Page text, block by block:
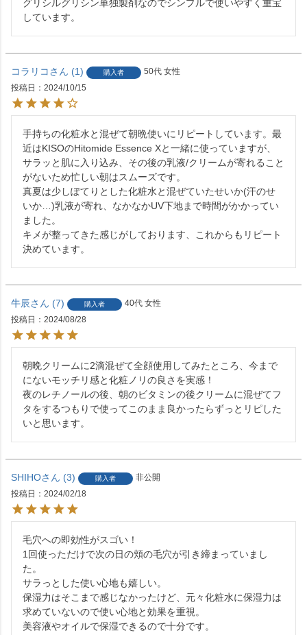
グリシルグリシン単独製剤なのでシンプルで使いやすく重宝
しています。
コラリコ 1 購入者 50代 女性
投稿日
2024/10/15
手持ちの化粧水と混ぜて朝晩使いにリピートしています。最
近はKISOのHitomide Essence Xと一緒に使っていますが、
サラッと肌に入り込み、その後の乳液/クリームが寄れること
がないため忙しい朝はスムーズです。
真夏は少しぽてりとした化粧水と混ぜていたせいか(汗のせ
いか…)乳液が寄れ、なかなかUV下地まで時間がかかってい
ました。
キメが整ってきた感じがしております、これからもリピート
決めています。
牛辰 7 購入者 40代 女性
投稿日
2024/08/28
朝晩クリームに2滴混ぜて全顔使用してみたところ、今まで
にないモッチリ感と化粧ノリの良さを実感！
夜のレチノールの後、朝のビタミンの後クリームに混ぜてフ
タをするつもりで使ってこのまま良かったらずっとリピした
いと思います。
SHIHO 3 購入者
非公開
投稿日
2024/02/18
毛穴への即効性がスゴい！
1回使っただけで次の日の頬の毛穴が引き締まっていまし
た。
サラっとした使い心地も嬉しい。
保湿力はそこまで感じなかったけど、元々化粧水に保湿力は
求めていないので使い心地と効果を重視。
美容液やオイルで保湿できるので十分です。